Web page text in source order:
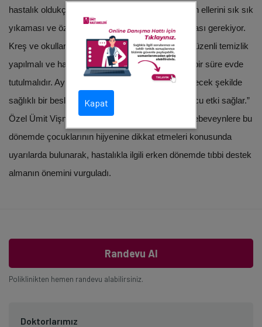
Kapat
hastalık oldukça bulaşıcıdır, bu yüzden çocukların ellerini sık sık
yıkaması ve özellikle hasta kişilerden uzak durması gerekiyor.
Kreş ve okullarda bulaşma riskini azaltmak için düzenli temizlik
yapılmalı ve hastalık belirtileri gösteren çocuklar bir süre evde
tutulmalıdır. Ayrıca, bağışıklık sistemini güçlendirecek şekilde
sağlıklı bir beslenme düzeni de önemli bir koruyucu etki sağlar.”
Özel Ümit Vişnelik Hastanesi'nden Dr. Naim Ay, ebeveynlere bu
dönemde çocuklarının hijyenine dikkat etmeleri konusunda
uyarılarda bulunarak, hastalıkla ilgili erken dönemde tıbbi destek
almanın önemini vurguladı.
Randevu Al
Poliklinikten hemen randevu alabilirsiniz.
Doktorlarımız